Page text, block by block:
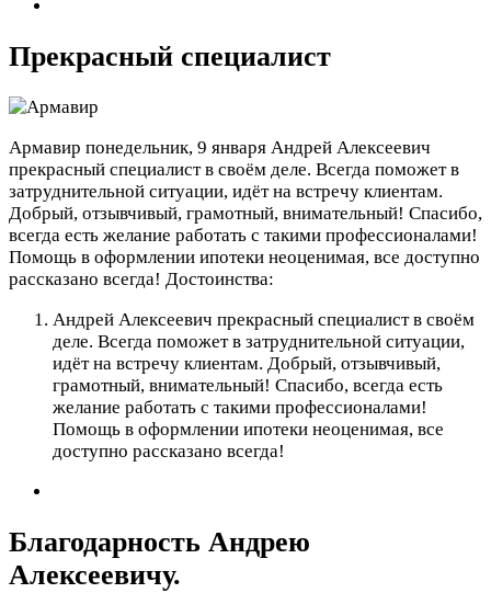
Прекрасный специалист
Армавир понедельник, 9 января Андрей Алексеевич
прекрасный специалист в своём деле. Всегда поможет в
затруднительной ситуации, идёт на встречу клиентам.
Добрый, отзывчивый, грамотный, внимательный! Спасибо,
всегда есть желание работать с такими профессионалами!
Помощь в оформлении ипотеки неоценимая, все доступно
рассказано всегда! Достоинства:
Андрей Алексеевич прекрасный специалист в своём
деле. Всегда поможет в затруднительной ситуации,
идёт на встречу клиентам. Добрый, отзывчивый,
грамотный, внимательный! Спасибо, всегда есть
желание работать с такими профессионалами!
Помощь в оформлении ипотеки неоценимая, все
доступно рассказано всегда!
Благодарность Андрею
Алексеевичу.